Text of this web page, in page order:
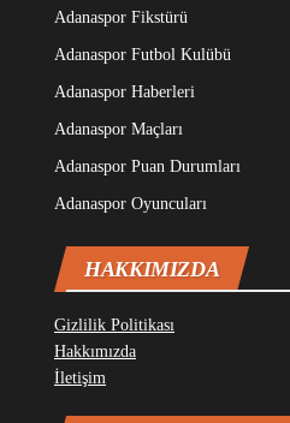
Adanaspor Fikstürü
Adanaspor Futbol Kulübü
Adanaspor Haberleri
Adanaspor Maçları
Adanaspor Puan Durumları
Adanaspor Oyuncuları
HAKKIMIZDA
Gizlilik Politikası
Hakkımızda
İletişim